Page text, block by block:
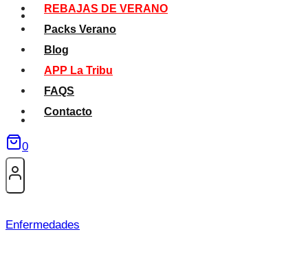
REBAJAS DE VERANO
Packs Verano
Blog
APP La Tribu
FAQS
Contacto
0
Enfermedades